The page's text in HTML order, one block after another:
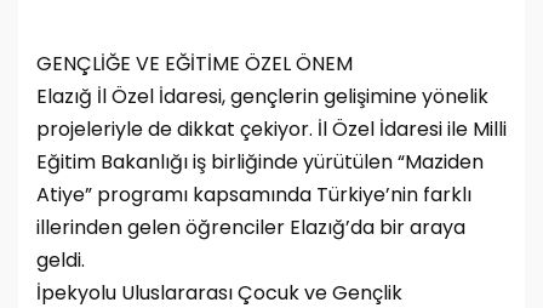
GENÇLİĞE VE EĞİTİME ÖZEL ÖNEM
Elazığ İl Özel İdaresi, gençlerin gelişimine yönelik
projeleriyle de dikkat çekiyor. İl Özel İdaresi ile Milli
Eğitim Bakanlığı iş birliğinde yürütülen “Maziden
Atiye” programı kapsamında Türkiye’nin farklı
illerinden gelen öğrenciler Elazığ’da bir araya
geldi.
İpekyolu Uluslararası Çocuk ve Gençlik